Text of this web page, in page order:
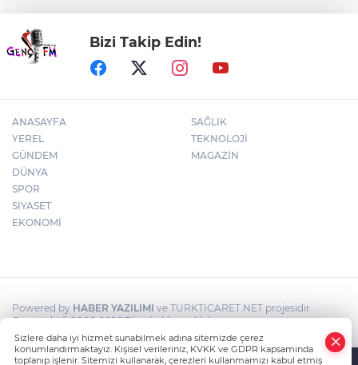
Cevdet Yılmaz: Milli yetkinlik hamlesi ile
insan kaynağını güçlendiriyoruz
Bizi Takip Edin!
ANASAYFA
YEREL
GÜNDEM
DÜNYA
SPOR
SİYASET
EKONOMİ
SAĞLIK
TEKNOLOJİ
MAGAZİN
Powered by HABER YAZILIMI ve TURKTICARET.NET projesidir
Copyright© 2006-2026 Tüm hakları saklıdır.
Sizlere daha iyi hizmet sunabilmek adına sitemizde çerez
konumlandırmaktayız. Kişisel verileriniz, KVKK ve GDPR kapsamında
toplanıp işlenir. Sitemizi kullanarak, çerezleri kullanmamızı kabul etmiş